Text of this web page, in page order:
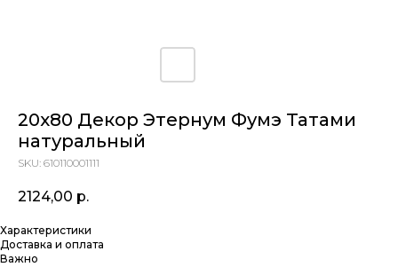
20x80 Декор Этернум Фумэ Татами
натуральный
SKU: 610110001111
2124,00 р.
Характеристики
Доставка и оплата
Важно